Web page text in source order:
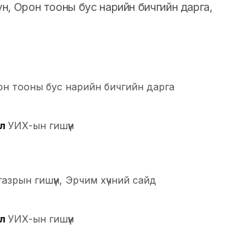
Орон тооны бус нарийн бичгийн дарга,
тооны бус нарийн бичгийн дарга
УИХ-ын гишүүн
гишүүн, Эрчим хүчний сайд
УИХ-ын гишүүн